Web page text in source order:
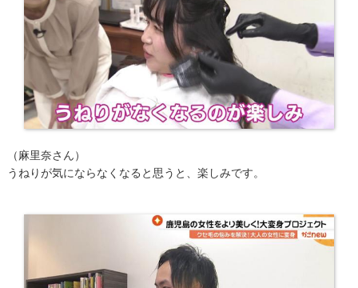
（麻里奈さん）
うねりが気にならなくなると思うと、楽しみです。